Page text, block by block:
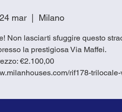
mar
  |
Milano
Non lasciarti sfuggire questo
la prestigiosa Via Maffei.
€2.100,00
rif178-